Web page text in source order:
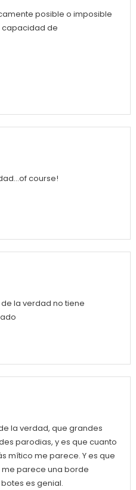
posible o imposible
capacidad de
course!
la verdad no tiene
la verdad, que grandes
parodias, y es que cuanto
mítico me parece. Y es que
parece una borde
es genial.